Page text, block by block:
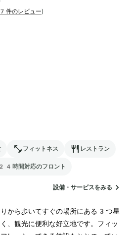
のレビュー)
フィットネス レストラン
24時間対応のフロント
設備・サービスをみる
から歩いてすぐの場所にある3つ星
、観光に便利な好立地です。フィッ